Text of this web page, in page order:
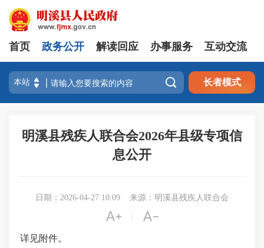
首页 政务公开 解读回应 办事服务 互动交流
 长者模式
明溪县残疾人联合会2026年县级专项信
息公开
日期：2026-04-27 10:09 来源：明溪县残疾人联合会
 
详见附件。